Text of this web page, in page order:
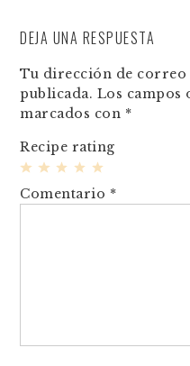
DEJA UNA RESPUESTA
Tu dirección de
publicada. Los campos
marcados con *
Recipe rating
5
Stars
4
Stars
3
Stars
2
Stars
1
Star
Comentario *